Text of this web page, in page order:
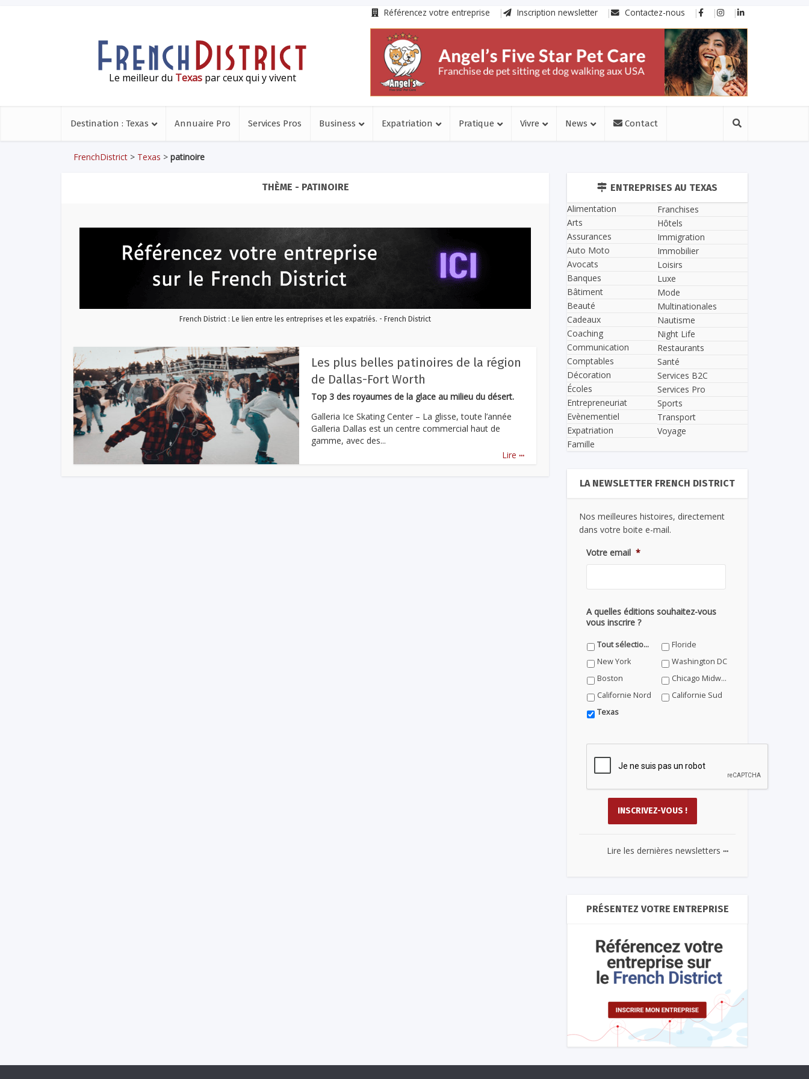
Référencez votre entreprise Inscription newsletter Contactez-nous
Le meilleur du Texaspar ceux qui y vivent
Destination : Texas Annuaire Pro Services Pros Business Expatriation Pratique Vivre News Contact
FrenchDistrict > Texas > patinoire
THÈME - PATINOIRE
French District : Le lien entre les entreprises et les expatriés. - French District
Les plus belles patinoires de la région
de Dallas-Fort Worth
Top 3 des royaumes de la glace au milieu du désert.
Galleria Ice Skating Center – La glisse, toute l’année
Galleria Dallas est un centre commercial haut de
gamme, avec des...
Lire ...
ENTREPRISES AU TEXAS
Alimentation
Arts
Assurances
Auto Moto
Avocats
Banques
Bâtiment
Beauté
Cadeaux
Coaching
Communication
Comptables
Décoration
Écoles
Entrepreneuriat
Evènementiel
Expatriation
Famille
Franchises
Hôtels
Immigration
Immobilier
Loisirs
Luxe
Mode
Multinationales
Nautisme
Night Life
Restaurants
Santé
Services B2C
Services Pro
Sports
Transport
Voyage
LA NEWSLETTER FRENCH DISTRICT
Nos meilleures histoires, directement
dans votre boite e-mail.
Votre email *
A quelles éditions souhaitez-vous
vous inscrire ?
Tout sélectionner
Floride
New York
Washington DC
Boston
Chicago Midwest
Californie Nord
Californie Sud
Texas
Lire les dernières newsletters ...
PRÉSENTEZ VOTRE ENTREPRISE